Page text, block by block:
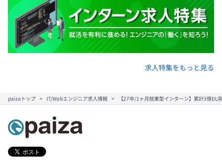
求人特集をもっと見る
paizaトップ IT/Webエンジニア求人情報 【27卒/1ヶ月就業型インターン】累計3億DL